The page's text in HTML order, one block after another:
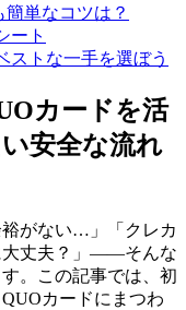
単なコツは？
ート
ストな一手を選ぼう
カードを活
安全な流れ
裕がない…」「クレカ
大丈夫？」——そんな
。この記事では、初
カードにまつわ